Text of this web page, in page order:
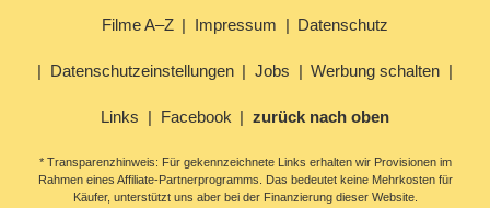
Filme A–Z Impressum Datenschutz
Datenschutzeinstellungen Jobs Werbung schalten
Links Facebook zurück nach oben
* Transparenzhinweis: Für gekennzeichnete Links erhalten wir Provisionen im
Rahmen eines Affiliate-Partnerprogramms. Das bedeutet keine Mehrkosten für
Käufer, unterstützt uns aber bei der Finanzierung dieser Website.